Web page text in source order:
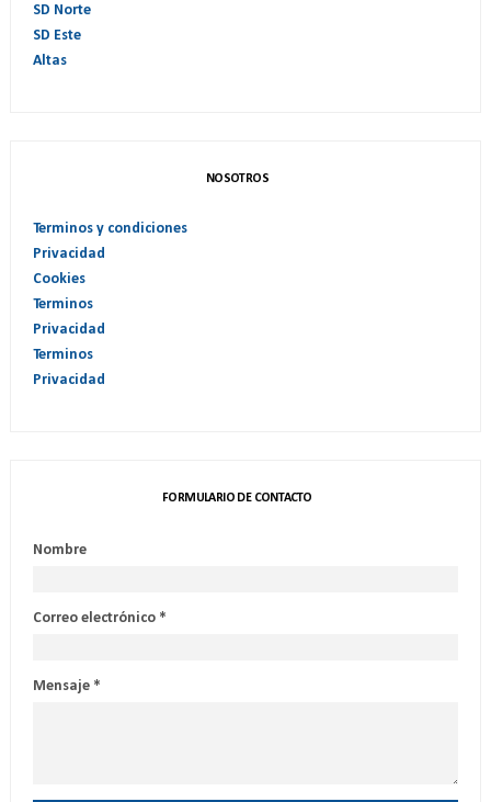
SD Norte
SD Este
Altas
NOSOTROS
Terminos y condiciones
Privacidad
Cookies
Terminos
Privacidad
Terminos
Privacidad
FORMULARIO DE CONTACTO
Nombre
Correo electrónico *
Mensaje *